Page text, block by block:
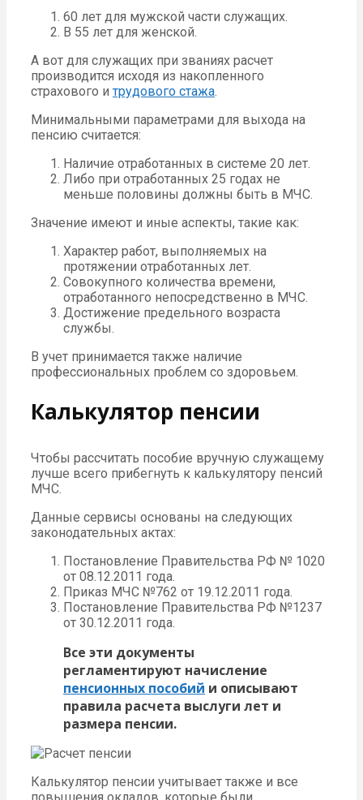
60 лет для мужской части служащих.
В 55 лет для женской.
А вот для служащих при званиях расчет
производится исходя из накопленного
страхового и трудового стажа
Минимальными параметрами для выхода на
пенсию считается:
Наличие отработанных в системе 20 лет.
Либо при отработанных 25 годах не
меньше половины должны быть в МЧС.
Значение имеют и иные аспекты, такие как:
Характер работ, выполняемых на
протяжении отработанных лет.
Совокупного количества времени,
отработанного непосредственно в МЧС.
Достижение предельного возраста
службы.
В учет принимается также наличие
профессиональных проблем со здоровьем.
Калькулятор пенсии
Чтобы рассчитать пособие вручную служащему
лучше всего прибегнуть к калькулятору пенсий
МЧС.
Данные сервисы основаны на следующих
законодательных актах:
Постановление Правительства РФ № 1020
от 08.12.2011 года.
Приказ МЧС №762 от 19.12.2011 года.
Постановление Правительства РФ №1237
от 30.12.2011 года.
Все эти документы
регламентируют начисление
пенсионных пособий и описывают
правила расчета выслуги лет и
размера пенсии.
Калькулятор пенсии учитывает также и все
повышения окладов, которые были